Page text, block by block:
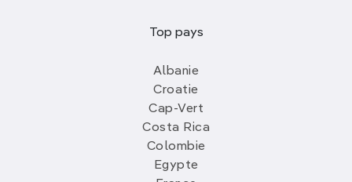
Top pays
Albanie
Croatie
Cap-Vert
Costa Rica
Colombie
Egypte